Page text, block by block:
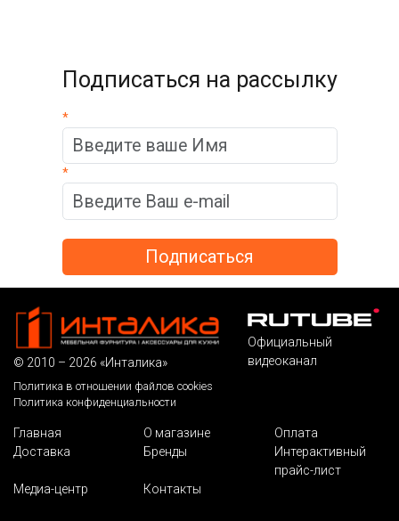
Подписаться на рассылку
*
*
© 2010 – 2026 «Инталика»
Политика в отношении файлов cookies
Политика конфиденциальности
Официальный
видеоканал
Главная О магазине
Оплата
Доставка
Бренды
Интерактивный
прайс-лист
Медиа-центр
Контакты